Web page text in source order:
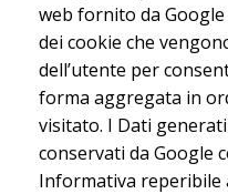
web fornito da Google
dei cookie che
dell’utente per
forma aggregata in
visitato. I Dati
conservati da Google
Informativa reperibile